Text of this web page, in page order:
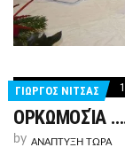
ΓΙΩΡΓΟΣ ΝΙΤΣΑΣ
ΟΡΚΩΜΟΣΊΑ
by ΑΝΑΠΤΥΞΗ ΤΩΡΑ